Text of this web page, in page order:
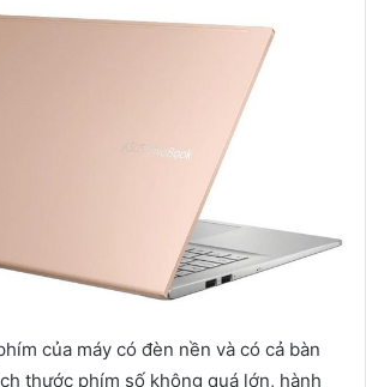
của máy có đèn nền và có cả bàn
thước phím số không quá lớn, hành